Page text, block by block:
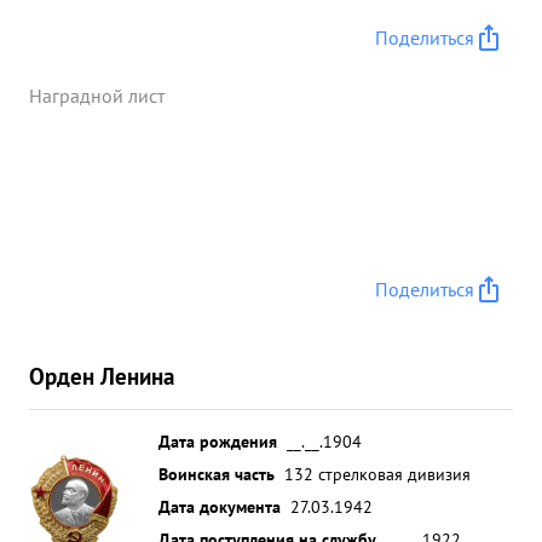
руководил боями, воодушевляя своим личным
под- 1 виги. Будучи трижды раненым ни разу не
Правительственной наградой "орден"ЛЕНИНА". ...»
Поделиться
Наградной лист
Поделиться
Орден Ленина
Дата рождения
__.__.1904
Воинская часть 132 стрелковая дивизия
Дата документа 27.03.1942